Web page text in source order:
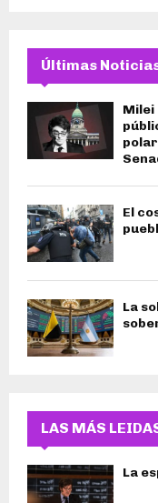
Últimas
Milei
El
La
LAS MÁS
La